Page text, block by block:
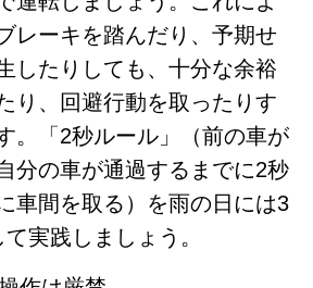
レーキを踏んだり、予期せ
したりしても、十分な余裕
り、回避行動を取ったりす
。「2秒ルール」（前の車が
分の車が通過するまでに2秒
車間を取る）を雨の日には3
実践しましょう。